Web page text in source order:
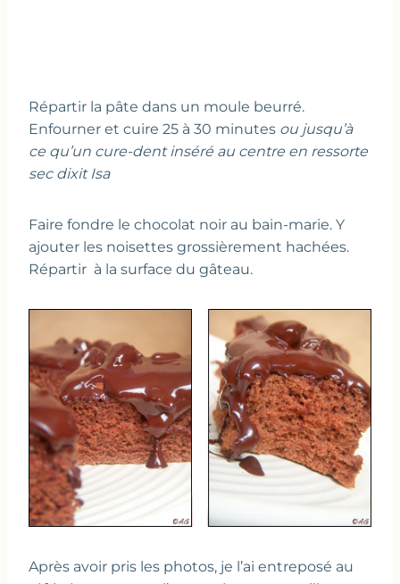
Répartir la pâte dans un moule beurré.
Enfourner et cuire 25 à 30 minutes ou jusqu’à
ce qu’un cure-dent inséré au centre en ressorte
sec dixit Isa
Faire fondre le chocolat noir au bain-marie. Y
ajouter les noisettes grossièrement hachées.
Répartir à la surface du gâteau.
Après avoir pris les photos, je l’ai entreposé au